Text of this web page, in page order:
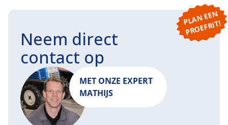
P
L
A
N
E
E
N
P
R
O
E
F
RI
T!
Neem direct
contact op
MET ONZE EXPERT
MATHIJS